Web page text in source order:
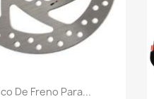
Vista rápida
De Freno Para...